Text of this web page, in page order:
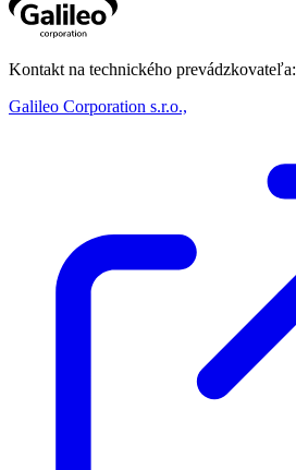
Kontakt na technického prevádzkovateľa:
Galileo Corporation s.r.o.,